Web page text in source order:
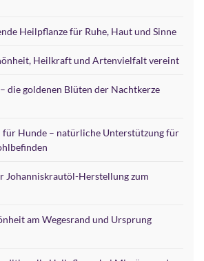
Heilpflanze für Ruhe, Haut und Sinne
Heilkraft und Artenvielfalt vereint
die goldenen Blüten der Nachtkerze
Hunde – natürliche Unterstützung für
Johanniskrautöl-Herstellung zum
am Wegesrand und Ursprung